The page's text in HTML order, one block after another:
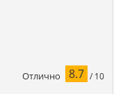
Отлично 8.7 / 10